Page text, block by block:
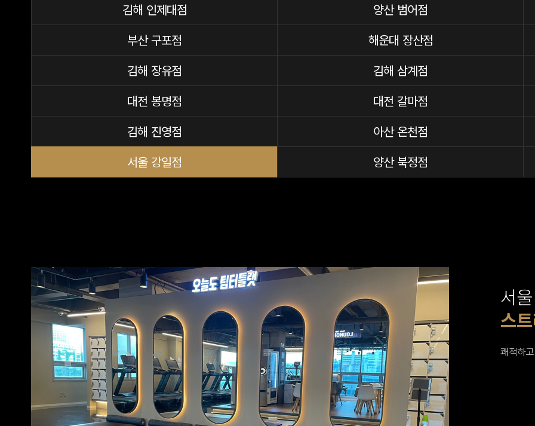
김해 인제대점
양산 범어점
부산 구포점
해운대 장산점
김해 장유점
김해 삼계점
대전 봉명점
대전 갈마점
김해 진영점
아산 온천점
서울 강일점
양산 북정점
웨
카
서
스
쾌적하
라
샤
릴